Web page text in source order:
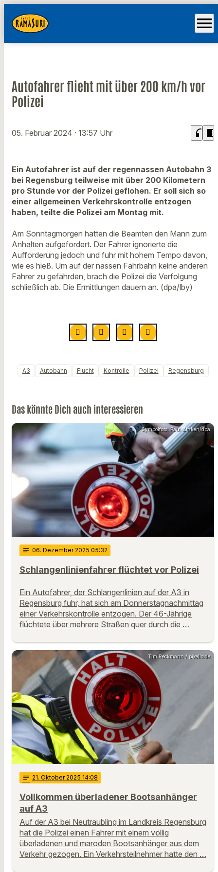
menu
Autofahrer flieht mit über 200 km/h vor
Polizei
05. Februar 2024 · 13:57 Uhr headphones chrome_reader_mode
Ein Autofahrer ist auf der regennassen Autobahn 3
bei Regensburg teilweise mit über 200 Kilometern
pro Stunde vor der Polizei geflohen. Er soll sich so
einer allgemeinen Verkehrskontrolle entzogen
haben, teilte die Polizei am Montag mit.
Am Sonntagmorgen hatten die Beamten den Mann zum
Anhalten aufgefordert. Der Fahrer ignorierte die
Aufforderung jedoch und fuhr mit hohem Tempo davon,
wie es hieß. Um auf der nassen Fahrbahn keine anderen
Fahrer zu gefährden, brach die Polizei die Verfolgung
schließlich ab. Die Ermittlungen dauern an. (dpa/lby)
A3 Autobahn Flucht Kontrolle Polizei Regensburg
Das könnte Dich auch interessieren
Symbolfoto: Paul Zinken/dpa
notes 06. Dezember 2025 05:32
Schlangenlinienfahrer flüchtet vor Polizei
Ein Autofahrer, der Schlangenlinien auf der A3 in
Regensburg fuhr, hat sich am Donnerstagnachmittag
einer Verkehrskontrolle entzogen. Der 46-Jährige
flüchtete über mehrere Straßen quer durch die …
Tim Reckmann / pixelio.de
notes 21. Oktober 2025 14:08
Vollkommen überladener Bootsanhänger
auf A3
Auf der A3 bei Neutraubling im Landkreis Regensburg
hat die Polizei einen Fahrer mit einem völlig
überladenen und maroden Bootsanhänger aus dem
Verkehr gezogen. Ein Verkehrsteilnehmer hatte den …